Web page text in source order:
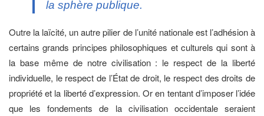
la sphère publique.
Outre la laïcité, un autre pilier de l’unité nationale est l’adhésion à
certains grands principes philosophiques et culturels qui sont à
la base même de notre civilisation : le respect de la liberté
individuelle, le respect de l’État de droit, le respect des droits de
propriété et la liberté d’expression. Or en tentant d’imposer l’idée
que les fondements de la civilisation occidentale seraient